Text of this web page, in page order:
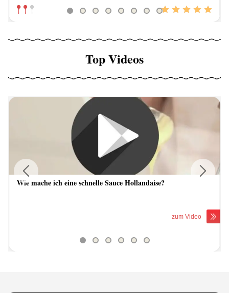
Top Videos
Wie mache ich eine schnelle Sauce Hollandaise?
zum Video
Previous